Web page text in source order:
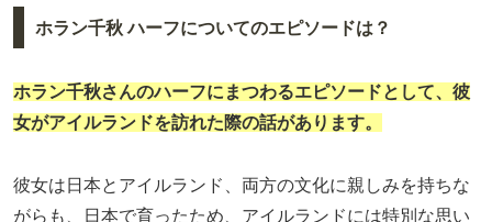
ホラン千秋 ハーフについてのエピソードは？
ホラン千秋さんのハーフにまつわるエピソードとして、彼
女がアイルランドを訪れた際の話があります。
彼女は日本とアイルランド、両方の文化に親しみを持ちな
がらも、日本で育ったため、アイルランドには特別な思い